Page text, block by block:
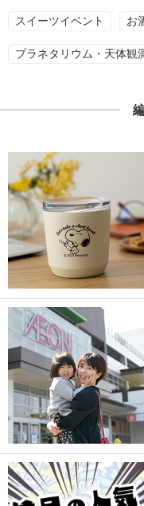
スイーツイベント お
プラネタリウム・天体観